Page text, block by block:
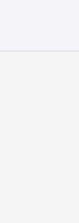
до